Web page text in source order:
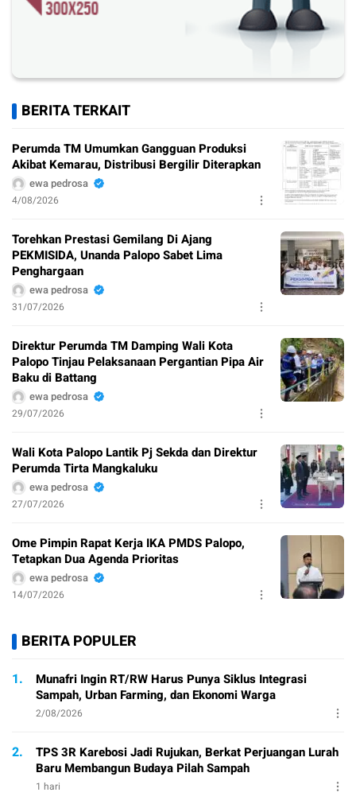
BERITA TERKAIT
Perumda TM Umumkan Gangguan Produksi
Akibat Kemarau, Distribusi Bergilir Diterapkan
ewa pedrosa
4/08/2026
Torehkan Prestasi Gemilang Di Ajang
PEKMISIDA, Unanda Palopo Sabet Lima
Penghargaan
ewa pedrosa
31/07/2026
Direktur Perumda TM Damping Wali Kota
Palopo Tinjau Pelaksanaan Pergantian Pipa Air
Baku di Battang
ewa pedrosa
29/07/2026
Wali Kota Palopo Lantik Pj Sekda dan Direktur
Perumda Tirta Mangkaluku
ewa pedrosa
27/07/2026
Ome Pimpin Rapat Kerja IKA PMDS Palopo,
Tetapkan Dua Agenda Prioritas
ewa pedrosa
14/07/2026
BERITA POPULER
1.
Munafri Ingin RT/RW Harus Punya Siklus Integrasi
Sampah, Urban Farming, dan Ekonomi Warga
2/08/2026
2.
TPS 3R Karebosi Jadi Rujukan, Berkat Perjuangan Lurah
Baru Membangun Budaya Pilah Sampah
1 hari